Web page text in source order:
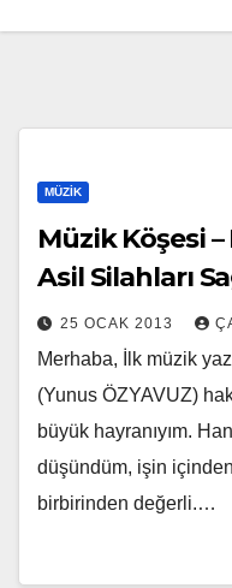
MÜZIK
Müzik Köşesi
Asil Silahları
25 OCAK 2013
Merhaba, İlk müzik
(Yunus ÖZYAVUZ)
büyük hayranıyım.
düşündüm, işin
birbirinden değerli.…